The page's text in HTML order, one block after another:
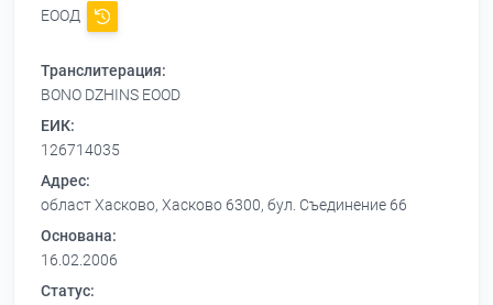
ЕООД
Транслитерация:
BONO DZHINS EOOD
ЕИК:
126714035
Адрес:
област Хасково, Хасково 6300, бул. Съединение 66
Основана:
16.02.2006
Статус: